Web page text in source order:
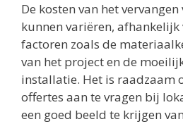
De kosten van het
kunnen variëren, afhankelijk
factoren zoals de
van het project en de
installatie. Het is raadzaam
offertes aan te vragen bij
een goed beeld te krijgen